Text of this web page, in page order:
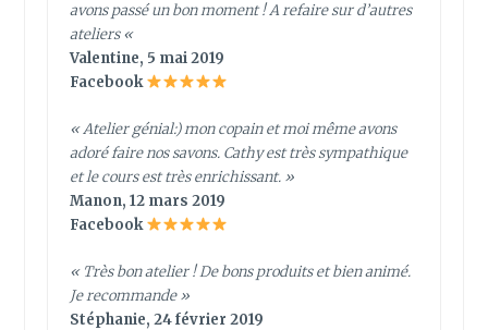
avons passé un bon moment ! A refaire sur d’autres
ateliers«
Valentine, 5 mai 2019
Facebook
« Atelier génial:) mon copain et moi même avons
adoré faire nos savons. Cathy est très sympathique
et le cours est très enrichissant. »
Manon, 12 mars 2019
Facebook
« Très bon atelier ! De bons produits et bien animé.
Je recommande »
Stéphanie, 24 février 2019